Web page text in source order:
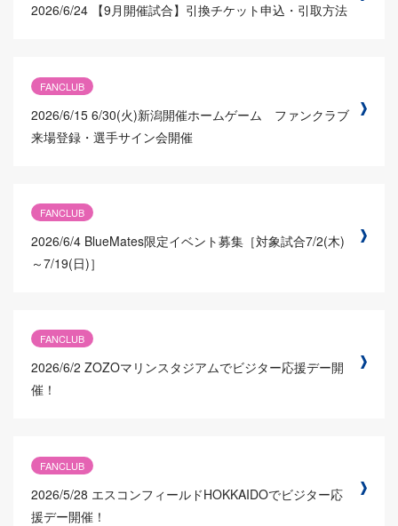
2026/6/24 【9月開催試合】引換チケット申込・引取方法
FANCLUB
2026/6/15 6/30(火)新潟開催ホームゲーム ファンクラブ
来場登録・選手サイン会開催
FANCLUB
2026/6/4 BlueMates限定イベント募集［対象試合7/2(木)
～7/19(日)］
FANCLUB
2026/6/2 ZOZOマリンスタジアムでビジター応援デー開
催！
FANCLUB
2026/5/28 エスコンフィールドHOKKAIDOでビジター応
援デー開催！